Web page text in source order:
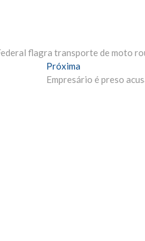
flagra transporte de moto
Próxima
Materia:
Empresário é preso